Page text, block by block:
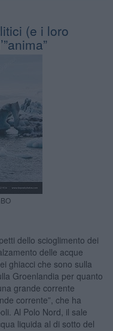
(e i loro
dello scioglimento dei
delle acque
ghiacci che sono sulla
Groenlandia per quanto
grande corrente
corrente”, che ha
Al Polo Nord, il sale
liquida al di sotto del